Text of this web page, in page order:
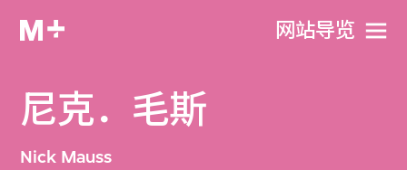
网站导览
尼克．毛斯
Nick Mauss